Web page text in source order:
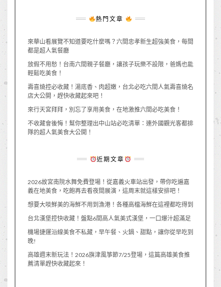
熱門文章
來華山看展覽不知道要吃什麼嗎？六間忠孝新生超強美食，每間
都是超人氣餐廳
放假不用愁！台南六間親子餐廳，讓孩子玩樂不設限，爸媽也能
輕鬆吃美食！
壽喜燒控必收藏！湯底香、肉超嫩，台北必吃六間人氣壽喜燒名
店大公開，趕快收藏起來吧！
來行天宮拜拜，別忘了享用美食，在地激推六間必吃美食！
不收藏會後悔！幫你整理出中山站必吃清單：連外國觀光客都排
隊的超人氣美食大公開！
近期文章
2026故宮南院水舞免費登場！從嘉義火車站出發，帶你吃遍嘉
義在地美食，吃飽再去看夜間展演，這周末就這樣安排吧！
想要大啖鮮美的海鮮不用到漁港！各種高檔海鮮在這裡都吃得到
台北漢堡控快收藏！盤點6間高人氣美式漢堡，一口爆汁超滿足
機場捷運沿線美食不私藏，早午餐、火鍋、甜點，讓你從早吃到
晚!
高雄週末新玩法！2026旗津風箏節7/25登場，這篇高雄美食推
薦清單趕快收藏起來！